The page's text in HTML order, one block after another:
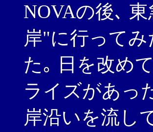
NOVAの後､
岸"に行って
た｡ 日を改め
ライズがあっ
岸沿いを流し